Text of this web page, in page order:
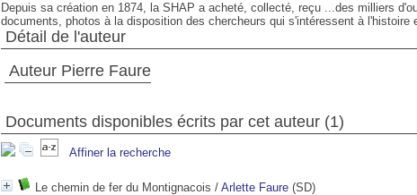
Depuis sa création en 1874, la SHAP a acheté, collecté, reçu ...des milliers
documents, photos à la disposition des chercheurs qui s'intéressent à l'histoire
Détail de l'auteur
Auteur Pierre Faure
Documents disponibles écrits par cet auteur (1)
Affiner la recherche
Le chemin de fer du Montignacois / Arlette Faure (SD)